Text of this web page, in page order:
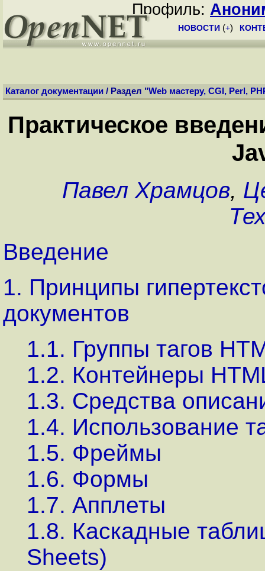
Профиль:
НОВОСТИ (+)
Каталог документации / Раздел "Web мастеру, CGI, Perl,
Практическое
Павел Храмцов,
Введение
1. Принципы
документов
1.1. Группы тагов
1.2. Контейнеры
1.3. Средства
1.4. Использование
1.5. Фреймы
1.6. Формы
1.7. Апплеты
1.8. Каскадные
Sheets)